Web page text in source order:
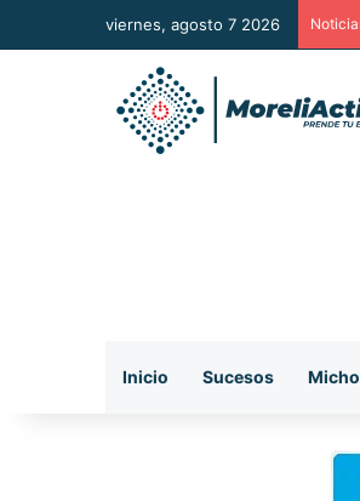
viernes, agosto 7 2026
Inicio Sucesos